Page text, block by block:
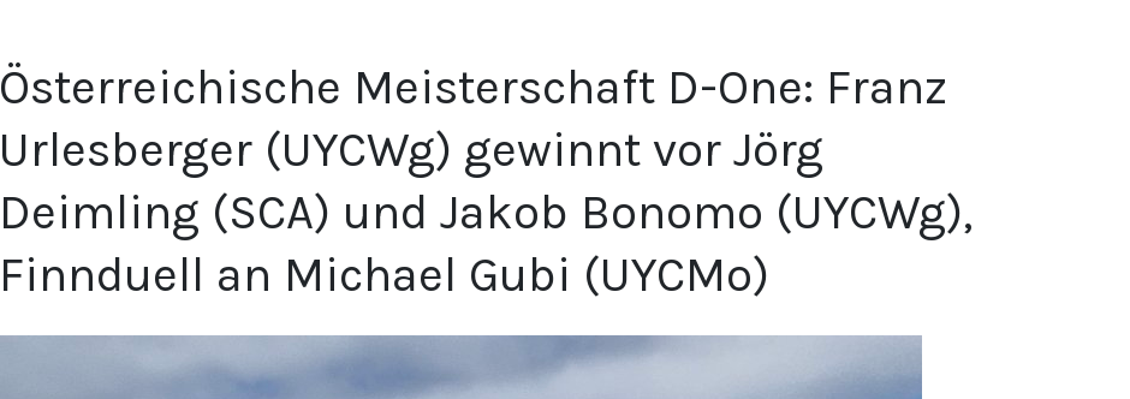
Österreichische Meisterschaft D-One: Franz
Urlesberger (UYCWg) gewinnt vor Jörg
Deimling (SCA) und Jakob Bonomo (UYCWg),
Finnduell an Michael Gubi (UYCMo)